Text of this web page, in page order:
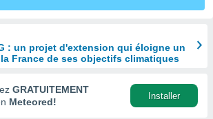
: un projet d'extension qui éloigne un
France de ses objectifs climatiques
GRATUITEMENT
Meteored!
Installer